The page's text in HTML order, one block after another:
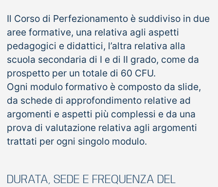
Il Corso di Perfezionamento è suddiviso in due
aree formative, una relativa agli aspetti
pedagogici e didattici, l’altra relativa alla
scuola secondaria di I e di II grado, come da
prospetto per un totale di 60 CFU.
Ogni modulo formativo è composto da slide,
da schede di approfondimento relative ad
argomenti e aspetti più complessi e da una
prova di valutazione relativa agli argomenti
trattati per ogni singolo modulo.
DURATA, SEDE E FREQUENZA DEL